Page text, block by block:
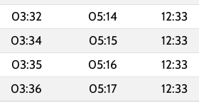
03:32 05:14 12:33
03:34 05:15 12:33
03:35 05:16 12:33
03:36 05:17 12:33